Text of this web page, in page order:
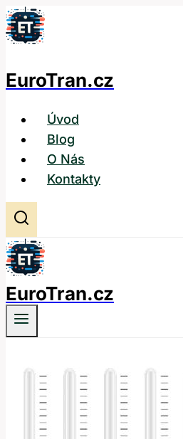
Přeskočit
na
EuroTran.cz
Úvod
Blog
O Nás
Kontakty
EuroTran.cz